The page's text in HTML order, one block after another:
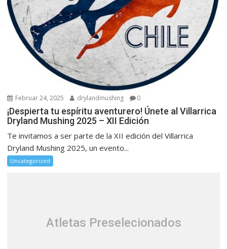
Februar 24, 2025 drylandmushing 0
¡Despierta tu espíritu aventurero! Únete al Villarrica
Dryland Mushing 2025 – XII Edición
Te invitamos a ser parte de la XII edición del Villarrica
Dryland Mushing 2025, un evento...
Uncategorized
Atletas Preselecionados